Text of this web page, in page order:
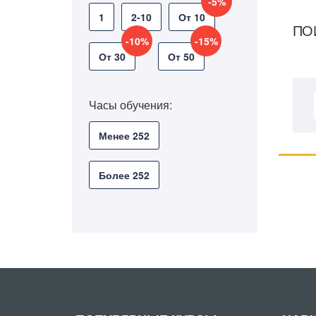
1 2-10 От 10
От 30
-10%
От 50
-15%
Часы обучения:
Менее 252
Более 252